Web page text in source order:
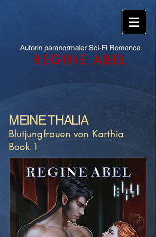
Autorin paranormaler Sci-Fi Romance
REGINE ABEL
MEINE THALIA
Blutjungfrauen von Karthia
Book 1